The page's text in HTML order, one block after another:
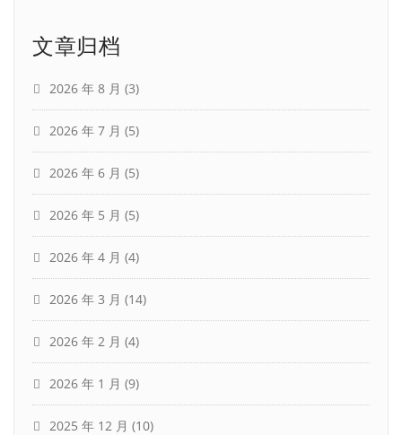
文章归档
2026 年 8 月 (3)
2026 年 7 月 (5)
2026 年 6 月 (5)
2026 年 5 月 (5)
2026 年 4 月 (4)
2026 年 3 月 (14)
2026 年 2 月 (4)
2026 年 1 月 (9)
2025 年 12 月 (10)